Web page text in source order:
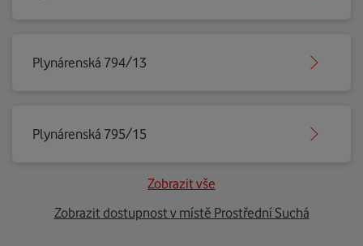
Plynárenská 794/13
Plynárenská 795/15
Zobrazit vše
Zobrazit dostupnost v místě Prostřední Suchá